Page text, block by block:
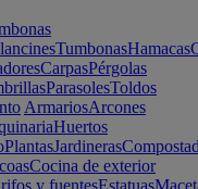
TumbonasHamacas
CarpasPérgolas
ParasolesToldos
ArmariosArcones
Huertos
PlantasJardineras
Cocina de exterior
y fuentesEstatuas